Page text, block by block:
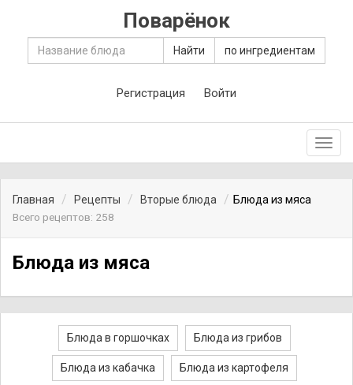
Поварёнок
Найти по ингредиентам
Регистрация Войти
Главная Рецепты Вторые блюда
Блюда из мяса
Всего рецептов: 258
Блюда из мяса
Блюда в горшочках Блюда из грибов
Блюда из кабачка Блюда из картофеля